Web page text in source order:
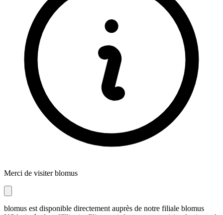
Merci de visiter blomus
blomus est disponible directement auprès de notre filiale blomus